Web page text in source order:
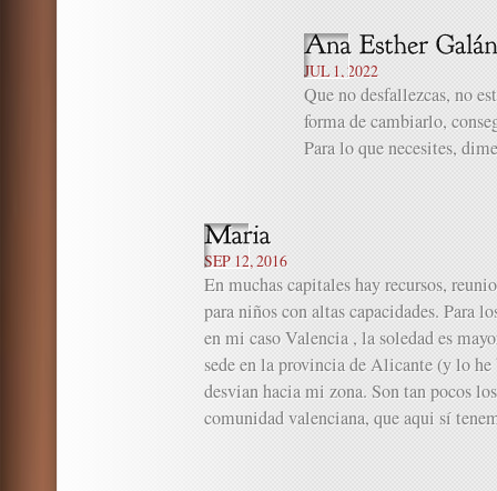
JUL 1, 2022
Que no desfallezcas, no
forma de cambiarlo,
Para lo que necesites,
SEP 12, 2016
En muchas capitales hay recursos,
para niños con altas capacidades. Para
en mi caso Valencia , la soledad es
sede en la provincia de Alicante (y lo
desvian hacia mi zona. Son tan pocos
comunidad valenciana, que aqui sí